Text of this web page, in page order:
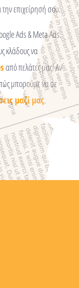
την επιχείρησή σου.
Ads & Meta Ads.
κλάδους να
από πελάτες μας! Αν
μπορούμε να σε
μαζί μας.